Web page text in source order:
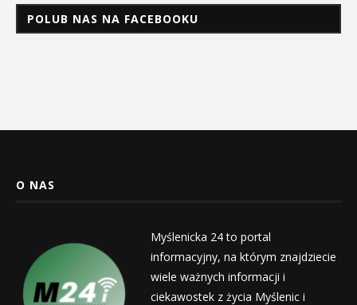
POLUB NAS NA FACEBOOKU
O NAS
Myślenicka 24 to portal
informacyjny, na którym znajdziecie
wiele ważnych informacji i
ciekawostek z życia Myślenic i